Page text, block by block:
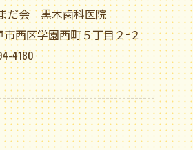
だ会 黒木歯科医院
西区学園西町５丁目２−２
4180